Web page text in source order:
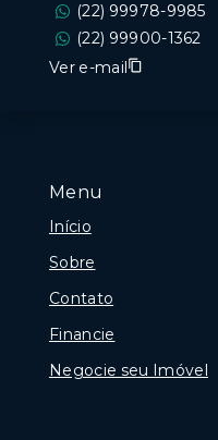
Menu
Início
Sobre
Contato
Financie
Negocie seu Imóvel
(22) 99978-9985
(22) 99900-1362
Ver e-mail